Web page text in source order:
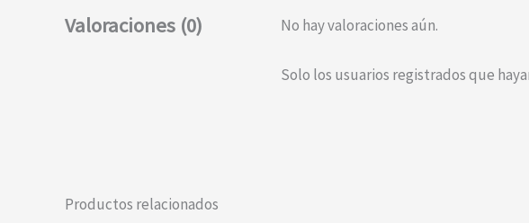
Valoraciones (0) No hay valoraciones aún.
Solo los usuarios registrados que
Productos relacionados